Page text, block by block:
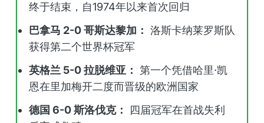
终于结束，自1974年以来首次回归
巴拿马 2-0 哥斯达黎加： 洛斯卡纳莱罗斯队
获得第二个世界杯冠军
英格兰 5-0 拉脱维亚： 第一个凭借哈里·凯
恩在里加梅开二度而晋级的欧洲国家
德国 6-0 斯洛伐克：
四届冠军在首战失利